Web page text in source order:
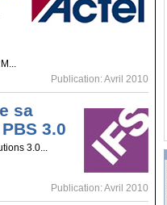
Publication: Avril 2010
sa
3.0
3.0...
Publication: Avril 2010